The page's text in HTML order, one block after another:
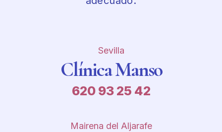
Sevilla
Clínica Manso
620 93 25 42
Mairena del Aljarafe